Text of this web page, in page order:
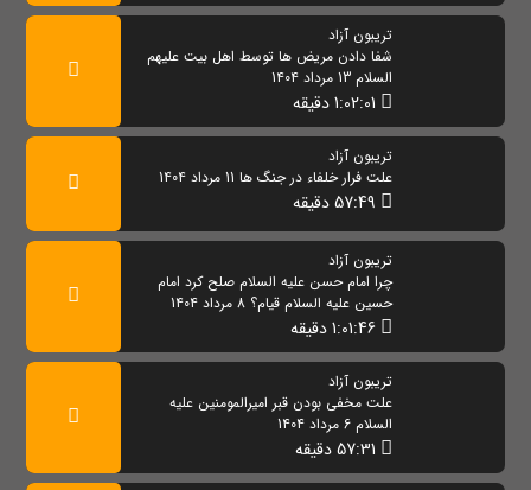
تریبون آزاد
شفا دادن مریض ها توسط اهل بیت علیهم
السلام 13 مرداد 1404
تریبون آزاد
علت فرار خلفاء در جنگ ها 11 مرداد 1404
تریبون آزاد
چرا امام حسن علیه السلام صلح كرد امام
حسین علیه السلام قیام؟ 8 مرداد 1404
تریبون آزاد
علت مخفی بودن قبر امیرالمومنین علیه
السلام 6 مرداد 1404